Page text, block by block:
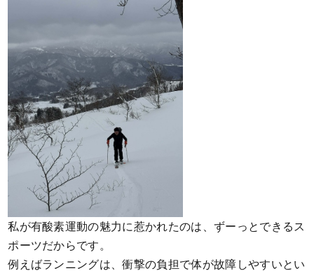
私が有酸素運動の魅力に惹かれたのは、ずーっとできるス
ポーツだからです。
例えばランニングは、衝撃の負担で体が故障しやすいとい